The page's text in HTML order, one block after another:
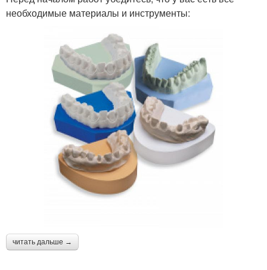
необходимые материалы и инструменты:
читать дальше →